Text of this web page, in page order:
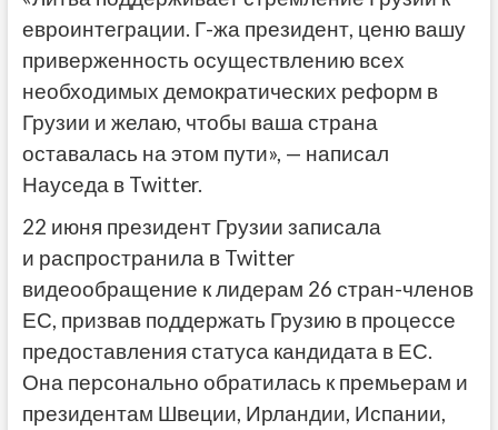
евроинтеграции. Г-жа президент, ценю вашу
приверженность осуществлению всех
необходимых демократических реформ в
Грузии и желаю, чтобы ваша страна
оставалась на этом пути», — написал
Науседа в Twitter.
22 июня президент Грузии записала
и распространила в Twitter
видеообращение к лидерам 26 стран-членов
ЕС, призвав поддержать Грузию в процессе
предоставления статуса кандидата в ЕС.
Она персонально обратилась к премьерам и
президентам Швеции, Ирландии, Испании,